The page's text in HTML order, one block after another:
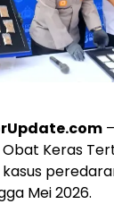
Keras
Mei 2026.